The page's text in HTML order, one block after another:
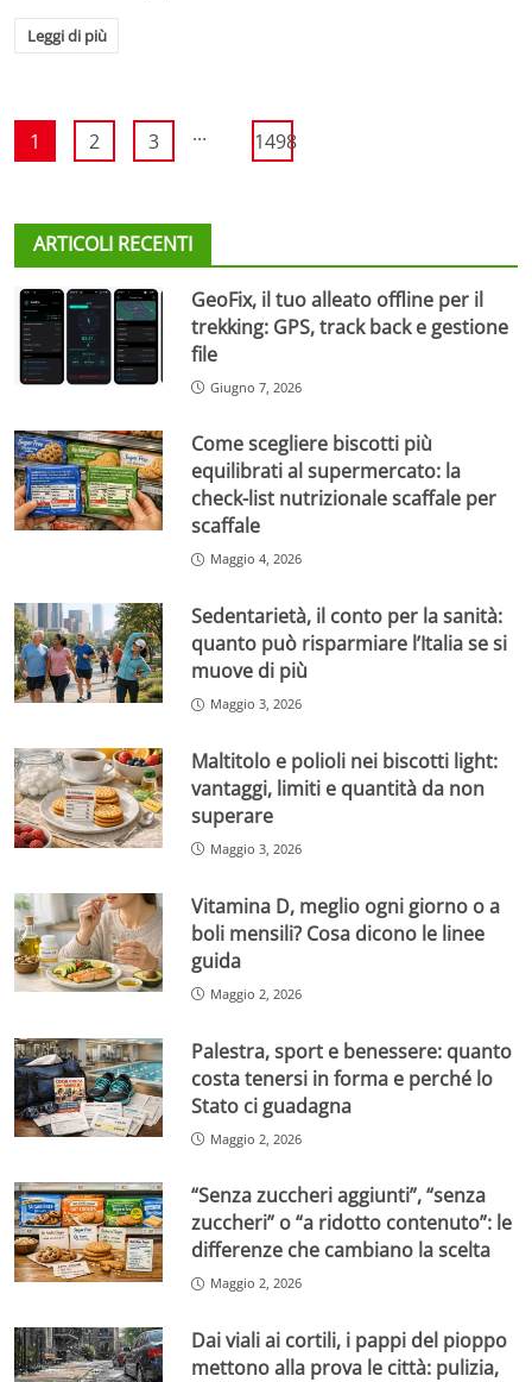
Leggi di più
1 2 3 ... 1498
ARTICOLI RECENTI
GeoFix, il tuo alleato offline per il
trekking: GPS, track back e gestione
file
Giugno 7, 2026
Come scegliere biscotti più
equilibrati al supermercato: la
check-list nutrizionale scaffale per
scaffale
Maggio 4, 2026
Sedentarietà, il conto per la sanità:
quanto può risparmiare l’Italia se si
muove di più
Maggio 3, 2026
Maltitolo e polioli nei biscotti light:
vantaggi, limiti e quantità da non
superare
Maggio 3, 2026
Vitamina D, meglio ogni giorno o a
boli mensili? Cosa dicono le linee
guida
Maggio 2, 2026
Palestra, sport e benessere: quanto
costa tenersi in forma e perché lo
Stato ci guadagna
Maggio 2, 2026
“Senza zuccheri aggiunti”, “senza
zuccheri” o “a ridotto contenuto”: le
differenze che cambiano la scelta
Maggio 2, 2026
Dai viali ai cortili, i pappi del pioppo
mettono alla prova le città: pulizia,